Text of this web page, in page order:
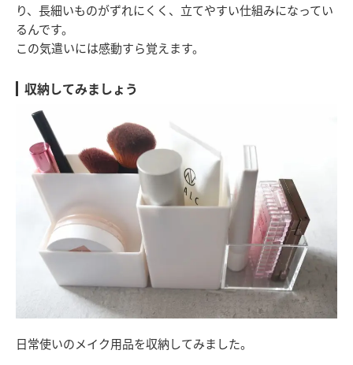
り、長細いものがずれにくく、立てやすい仕組みになってい
るんです。
この気遣いには感動すら覚えます。
収納してみましょう
日常使いのメイク用品を収納してみました。